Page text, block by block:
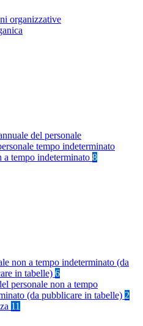
organizzative
del personale
tempo indeterminato
a tempo indeterminato 8
non a tempo indeterminato (da
in tabelle) 6
personale non a tempo
(da pubblicare in tabelle) 2
11